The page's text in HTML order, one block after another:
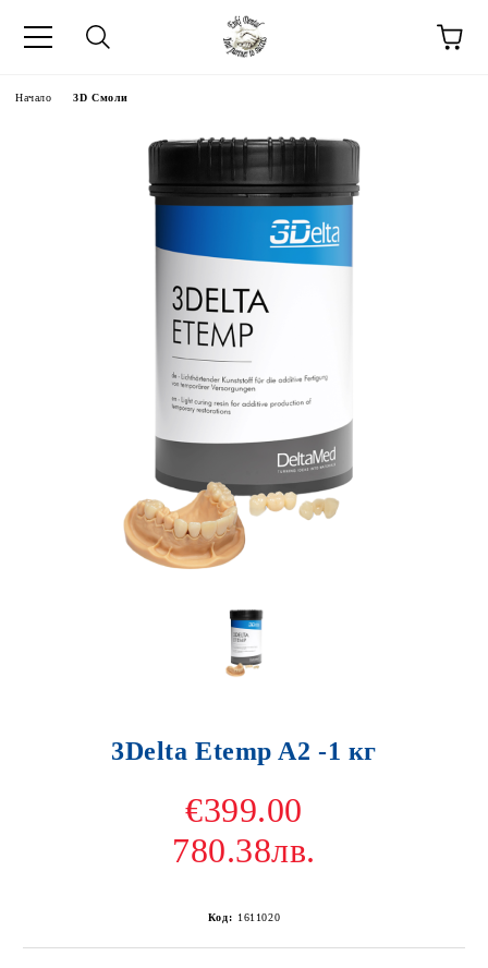
Начало 3D Смоли
3Delta Etemp A2 -1 кг
€399.00
780.38лв.
Код: 1611020